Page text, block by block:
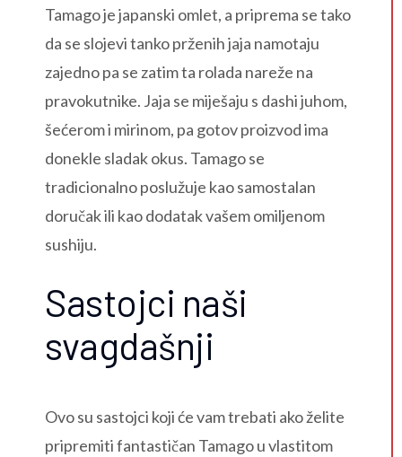
Tamago je japanski omlet, a priprema se tako
da se slojevi tanko prženih jaja namotaju
zajedno pa se zatim ta rolada nareže na
pravokutnike. Jaja se miješaju s dashi juhom,
šećerom i mirinom, pa gotov proizvod ima
donekle sladak okus. Tamago se
tradicionalno poslužuje kao samostalan
doručak ili kao dodatak vašem omiljenom
sushiju.
Sastojci naši
svagdašnji
Ovo su sastojci koji će vam trebati ako želite
pripremiti fantastičan Tamago u vlastitom